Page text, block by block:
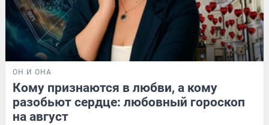
ОН И ОНА
Кому признаются в любви, а кому
разобьют сердце: любовный гороскоп
на август